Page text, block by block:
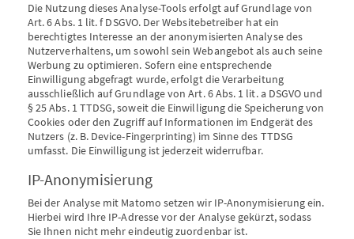
Die Nutzung dieses Analyse-Tools erfolgt auf Grundlage von
Art. 6 Abs. 1 lit. f DSGVO. Der Websitebetreiber hat ein
berechtigtes Interesse an der anonymisierten Analyse des
Nutzerverhaltens, um sowohl sein Webangebot als auch seine
Werbung zu optimieren. Sofern eine entsprechende
Einwilligung abgefragt wurde, erfolgt die Verarbeitung
ausschließlich auf Grundlage von Art. 6 Abs. 1 lit. a DSGVO und
§ 25 Abs. 1 TTDSG, soweit die Einwilligung die Speicherung von
Cookies oder den Zugriff auf Informationen im Endgerät des
Nutzers (z. B. Device-Fingerprinting) im Sinne des TTDSG
umfasst. Die Einwilligung ist jederzeit widerrufbar.
IP-Anonymisierung
Bei der Analyse mit Matomo setzen wir IP-Anonymisierung ein.
Hierbei wird Ihre IP-Adresse vor der Analyse gekürzt, sodass
Sie Ihnen nicht mehr eindeutig zuordenbar ist.